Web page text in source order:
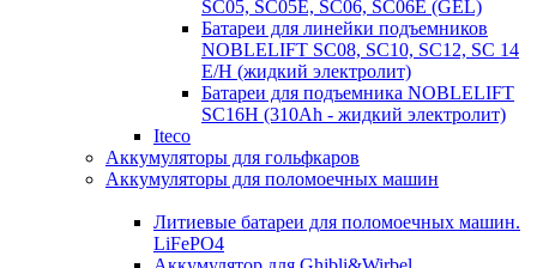
SC05, SC05E, SC06, SC06E (GEL)
Батареи для линейки подъемников
NOBLELIFT SC08, SC10, SC12, SC 14
E/H (жидкий электролит)
Батареи для подъемника NOBLELIFT
SC16H (310Ah - жидкий электролит)
Iteco
Аккумуляторы для гольфкаров
Аккумуляторы для поломоечных машин
Литиевые батареи для поломоечных машин.
LiFePO4